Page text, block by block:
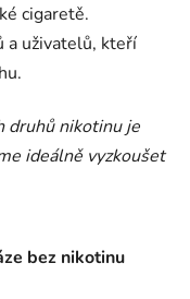
cigaretě.
a uživatelů, kteří
druhů nikotinu je
ideálně vyzkoušet
bez nikotinu